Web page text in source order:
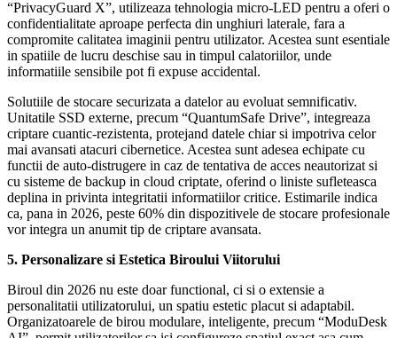
“PrivacyGuard X”, utilizeaza tehnologia micro-LED pentru a oferi o
confidentialitate aproape perfecta din unghiuri laterale, fara a
compromite calitatea imaginii pentru utilizator. Acestea sunt esentiale
in spatiile de lucru deschise sau in timpul calatoriilor, unde
informatiile sensibile pot fi expuse accidental.
Solutiile de stocare securizata a datelor au evoluat semnificativ.
Unitatile SSD externe, precum “QuantumSafe Drive”, integreaza
criptare cuantic-rezistenta, protejand datele chiar si impotriva celor
mai avansati atacuri cibernetice. Acestea sunt adesea echipate cu
functii de auto-distrugere in caz de tentativa de acces neautorizat si
cu sisteme de backup in cloud criptate, oferind o liniste sufleteasca
deplina in privinta integritatii informatiilor critice. Estimarile indica
ca, pana in 2026, peste 60% din dispozitivele de stocare profesionale
vor integra un anumit tip de criptare avansata.
5. Personalizare si Estetica Biroului Viitorului
Biroul din 2026 nu este doar functional, ci si o extensie a
personalitatii utilizatorului, un spatiu estetic placut si adaptabil.
Organizatoarele de birou modulare, inteligente, precum “ModuDesk